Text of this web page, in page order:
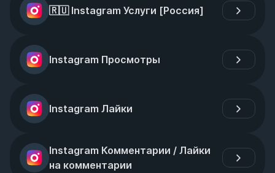
🇷🇺 Instagram Услуги [Россия]
Instagram Просмотры
Instagram Лайки
Instagram Комментарии / Лайки
на комментарии